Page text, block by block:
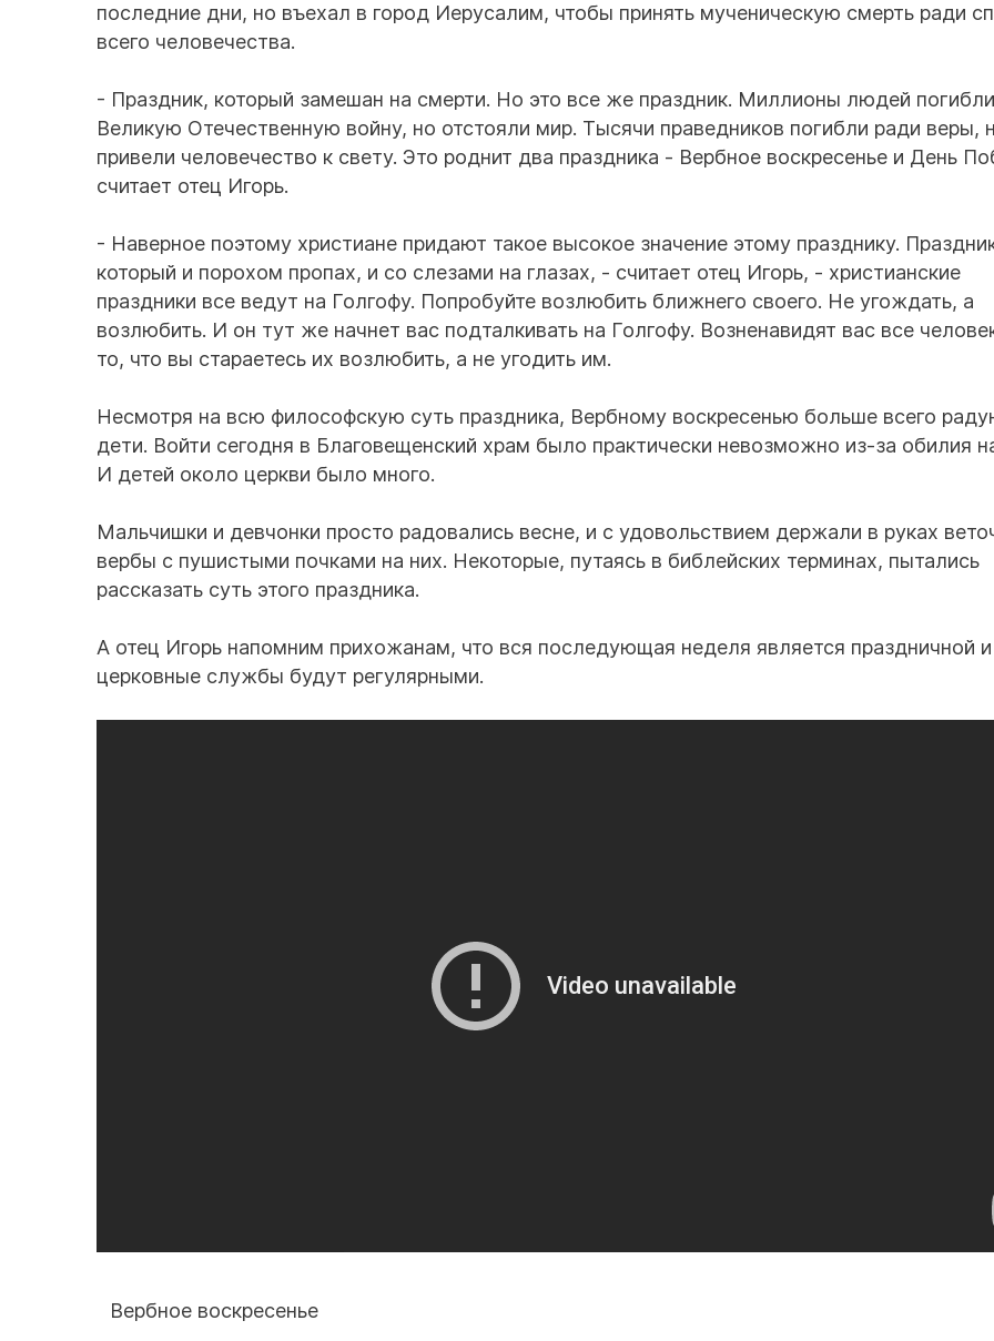
последние дни, но въехал в город Иерусалим, чтобы принять мученическую смерть ради
всего человечества.
- Праздник, который замешан на смерти. Но это все же праздник. Миллионы людей
Великую Отечественную войну, но отстояли мир. Тысячи праведников погибли ради веры,
привели человечество к свету. Это роднит два праздника - Вербное воскресенье и День
считает отец Игорь.
- Наверное поэтому христиане придают такое высокое значение этому празднику.
который и порохом пропах, и со слезами на глазах, - считает отец Игорь, - христианские
праздники все ведут на Голгофу. Попробуйте возлюбить ближнего своего. Не угождать, а
возлюбить. И он тут же начнет вас подталкивать на Голгофу. Возненавидят вас все
то, что вы стараетесь их возлюбить, а не угодить им.
Несмотря на всю философскую суть праздника, Вербному воскресенью больше всего
дети. Войти сегодня в Благовещенский храм было практически невозможно из-за обилия
И детей около церкви было много.
Мальчишки и девчонки просто радовались весне, и с удовольствием держали в руках
вербы с пушистыми почками на них. Некоторые, путаясь в библейских терминах, пытались
рассказать суть этого праздника.
А отец Игорь напомним прихожанам, что вся последующая неделя является праздничной и
церковные службы будут регулярными.
Вербное воскресенье